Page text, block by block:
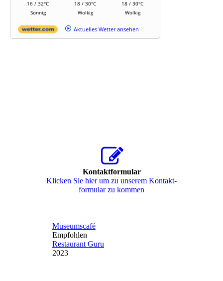
Kontaktformular
Klicken Sie hier um zu unserem Kon­takt­
for­mu­lar zu kommen